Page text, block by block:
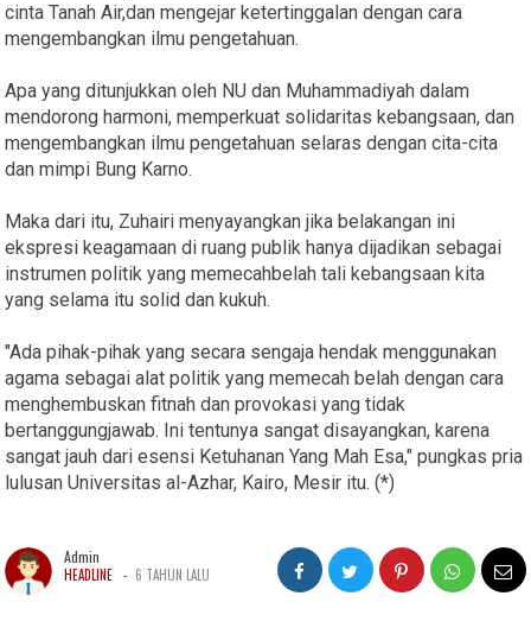
cinta Tanah Air,dan mengejar ketertinggalan dengan cara
mengembangkan ilmu pengetahuan.
Apa yang ditunjukkan oleh NU dan Muhammadiyah dalam
mendorong harmoni, memperkuat solidaritas kebangsaan, dan
mengembangkan ilmu pengetahuan selaras dengan cita-cita
dan mimpi Bung Karno.
Maka dari itu, Zuhairi menyayangkan jika belakangan ini
ekspresi keagamaan di ruang publik hanya dijadikan sebagai
instrumen politik yang memecahbelah tali kebangsaan kita
yang selama itu solid dan kukuh.
"Ada pihak-pihak yang secara sengaja hendak menggunakan
agama sebagai alat politik yang memecah belah dengan cara
menghembuskan fitnah dan provokasi yang tidak
bertanggungjawab. Ini tentunya sangat disayangkan, karena
sangat jauh dari esensi Ketuhanan Yang Mah Esa," pungkas pria
lulusan Universitas al-Azhar, Kairo, Mesir itu. (*)
Admin
HEADLINE - 6 TAHUN LALU